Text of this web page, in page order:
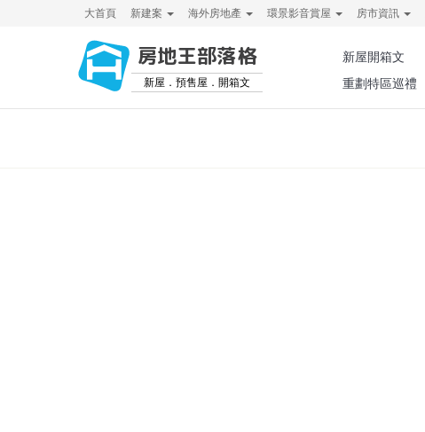
大首頁 新建案 海外房地產 環景影音賞屋 房市資訊
房地王部落格
新屋．預售屋．開箱文
新屋開箱文
重劃特區巡禮